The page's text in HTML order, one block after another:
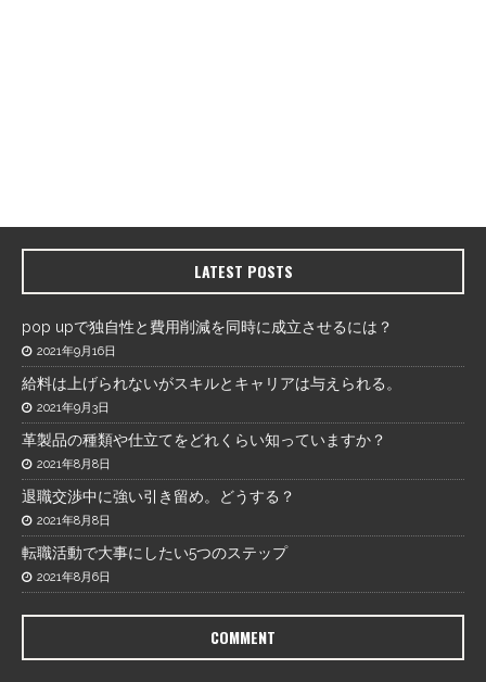
LATEST POSTS
pop upで独自性と費用削減を同時に成立させるには？
2021年9月16日
給料は上げられないがスキルとキャリアは与えられる。
2021年9月3日
革製品の種類や仕立てをどれくらい知っていますか？
2021年8月8日
退職交渉中に強い引き留め。どうする？
2021年8月8日
転職活動で大事にしたい5つのステップ
2021年8月6日
COMMENT